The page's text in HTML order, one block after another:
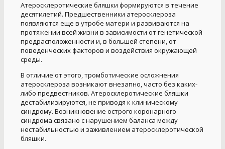
Атеросклеротические бляшки формируются в течение
десятилетий. Предшественники атеросклероза
появляются еще в утробе матери и развиваются на
протяжении всей жизни в зависимости от генетической
предрасположенности и, в большей степени, от
поведенческих факторов и воздействия окружающей
среды.
В отличие от этого, тромботические осложнения
атеросклероза возникают внезапно, часто без каких-
либо предвестников. Атеросклеротические бляшки
дестабилизируются, не приводя к клиническому
синдрому. Возникновение острого коронарного
синдрома связано с нарушением баланса между
нестабильностью и заживлением атеросклеротической
бляшки.